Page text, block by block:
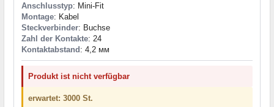
Anschlusstyp: Mini-Fit
Montage: Kabel
Steckverbinder: Buchse
Zahl der Kontakte: 24
Kontaktabstand: 4,2 мм
Produkt ist nicht verfügbar
erwartet: 3000 St.